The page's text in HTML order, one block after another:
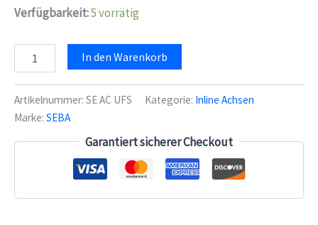
Verfügbarkeit:5 vorrätig
Achse
male/female
schwarz
Menge
In den Warenkorb
Artikelnummer: SE AC UFS Kategorie: Inline Achsen
Marke: SEBA
Garantiert sicherer Checkout